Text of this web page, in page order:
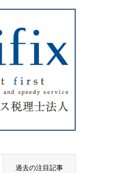
過去の注目記事